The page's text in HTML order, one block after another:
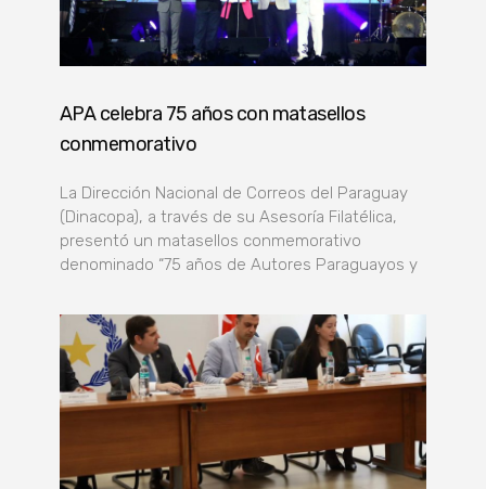
APA celebra 75 años con matasellos
conmemorativo
La Dirección Nacional de Correos del Paraguay
(Dinacopa), a través de su Asesoría Filatélica,
presentó un matasellos conmemorativo
denominado “75 años de Autores Paraguayos y